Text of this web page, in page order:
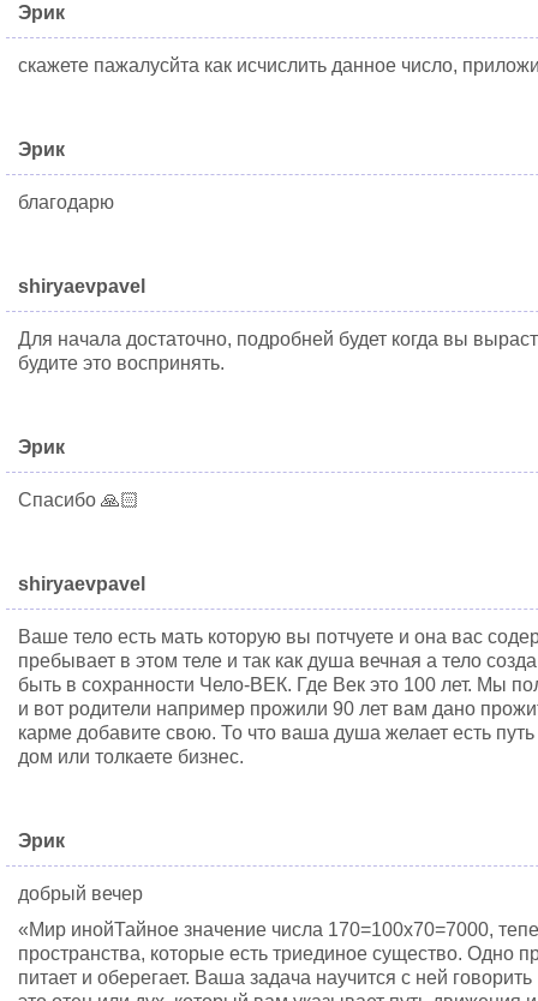
Эрик
скажете пажалусйта как исчислить данное число,
Эрик
благодарю
shiryaevpavel
Для начала достаточно, подробней будет когда вы
будите это воспринять.
Эрик
Спасибо 🙏🏻
shiryaevpavel
Ваше тело есть мать которую вы потчуете и она вас
пребывает в этом теле и так как душа вечная а тело
быть в сохранности Чело-ВЕК. Где Век это 100 лет. Мы
и вот родители например прожили 90 лет вам дано
карме добавите свою. То что ваша душа желает есть
дом или толкаете бизнес.
Эрик
добрый вечер
«Мир инойТайное значение числа 170=100х70=7000,
пространства, которые есть триединое существо. Одно
питает и оберегает. Ваша задача научится с ней